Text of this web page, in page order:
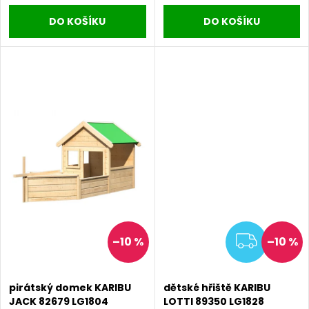
k
u
k
DO KOŠÍKU DO KOŠÍKU
–10 %
pirátský domek KARIBU
JACK 82679 LG1804
–10 %
dětské hřiště KARIBU
LOTTI 89350 LG1828